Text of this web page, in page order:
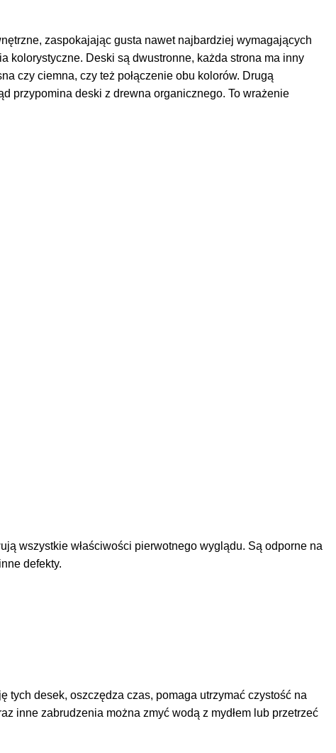
zaspokajając gusta nawet najbardziej wymagających
kolorystyczne. Deski są dwustronne, każda strona ma inny
czy ciemna, czy też połączenie obu kolorów. Drugą
przypomina deski z drewna organicznego. To wrażenie
wszystkie właściwości pierwotnego wyglądu. Są odporne na
defekty.
tych desek, oszczędza czas, pomaga utrzymać czystość na
inne zabrudzenia można zmyć wodą z mydłem lub przetrzeć